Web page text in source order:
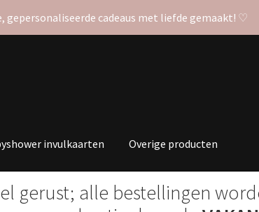
gepersonaliseerde cadeaus met liefde gemaakt! ♡
invulkaarten Overige producten
gerust; alle bestellingen